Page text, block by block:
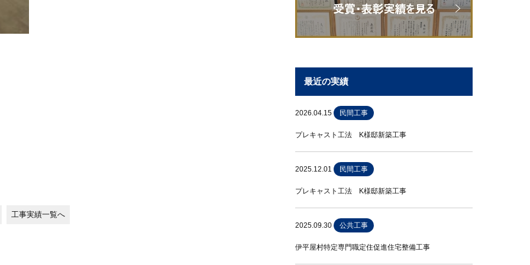
工事実績一覧へ
最近の実績
2026.04.15 民間工事
プレキャスト工法 K様邸新築工事
2025.12.01 民間工事
プレキャスト工法 K様邸新築工事
2025.09.30 公共工事
伊平屋村特定専門職定住促進住宅整備工事